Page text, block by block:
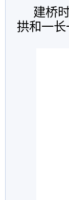
建桥
拱和一